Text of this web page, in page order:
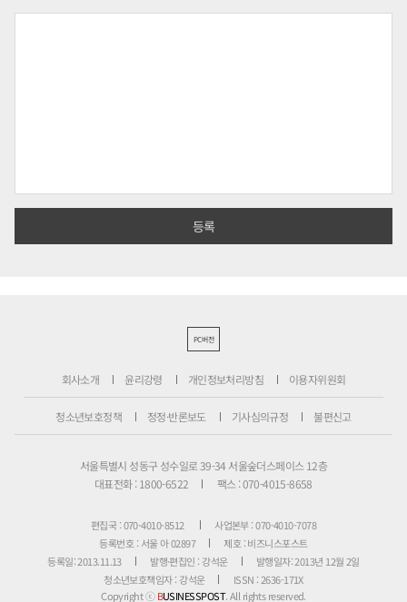
PC버전
회사소개 윤리강령 개인정보처리방침 이용자위원회
청소년보호정책 정정·반론보도 기사심의규정 불편신고
서울특별시 성동구 성수일로 39-34 서울숲더스페이스 12층
대표전화 : 1800-6522
팩스 : 070-4015-8658
편집국 : 070-4010-8512
사업본부 : 070-4010-7078
등록번호 : 서울 아 02897
제호 : 비즈니스포스트
등록일: 2013.11.13
발행·편집인 : 강석운
발행일자: 2013년 12월 2일
청소년보호책임자 : 강석운
ISSN : 2636-171X
Copyright ⓒBUSINESSPOST. All rights reserved.